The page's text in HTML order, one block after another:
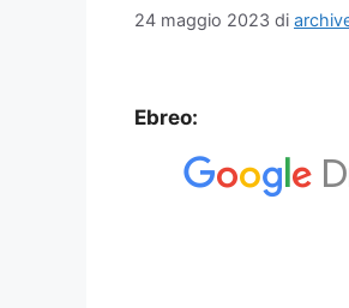
24 maggio 2023 di
Ebreo: